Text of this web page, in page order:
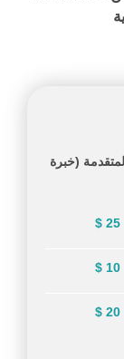
(خبرة
25 $
10 $
20 $